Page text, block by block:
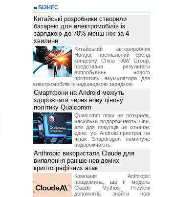
БІЗНЕС
Китайські розробники створили
батарею для електромобілів із
зарядкою до 70% менш ніж за 4
хвилини
Китайський автовиробник
Hongqi, преміальний бренд
концерну China FAW Group,
представив результати
випробувань нового
прототипу акумулятора для
електромобілів із надшвидкою зарядкою.
Смартфони на Android можуть
здорожчати через нову цінову
політику Qualcomm
Qualcomm поки не розкрила,
наскільки подорожчають чіпи,
але для покупців це означає
одне: усі Android-пристрої на
чіпах Snapdragon неминуче
подорожчають.
Anthropic використала Claude для
виявлення раніше невідомих
криптографічних атак
Компанія Anthropic
повідомила, що її модель
Claude Mythos Preview
допомогла знайти нові